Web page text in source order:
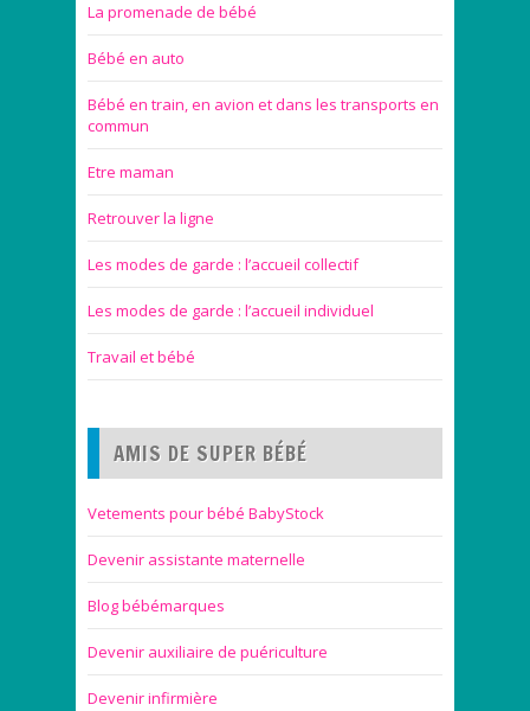
La promenade de bébé
Bébé en auto
Bébé en train, en avion et dans les transports en
commun
Etre maman
Retrouver la ligne
Les modes de garde : l’accueil collectif
Les modes de garde : l’accueil individuel
Travail et bébé
AMIS DE SUPER BÉBÉ
Vetements pour bébé BabyStock
Devenir assistante maternelle
Blog bébémarques
Devenir auxiliaire de puériculture
Devenir infirmière